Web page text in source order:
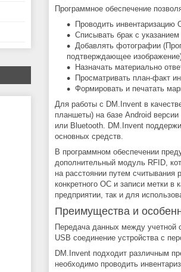
Программное обеспечение
Проводить
Списывать брак с
Добавлять фотографии
подтверждающее
Назначать материально
Просматривать план-факт
Формировать и печатать
Для работы с DM.Invent в
планшеты) на базе Android
или Bluetooth. DM.Invent
основных средств.
В программном обеспечении
дополнительный модуль RFID,
на расстоянии путем считывания
конкретного ОС и записи метки в
предприятии, так и для
Преимущества и
Передача данных между учетной
USB соединение устройства с
DM.Invent подходит различным
необходимо проводить